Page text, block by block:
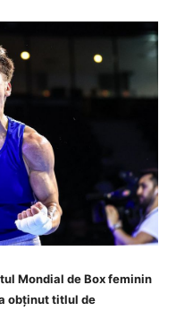
Mondial de Box feminin
obținut titlul de